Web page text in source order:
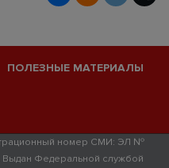
ПОЛЕЗНЫЕ МАТЕРИАЛЫ
номер СМИ: ЭЛ №
Выдан Федеральной службой